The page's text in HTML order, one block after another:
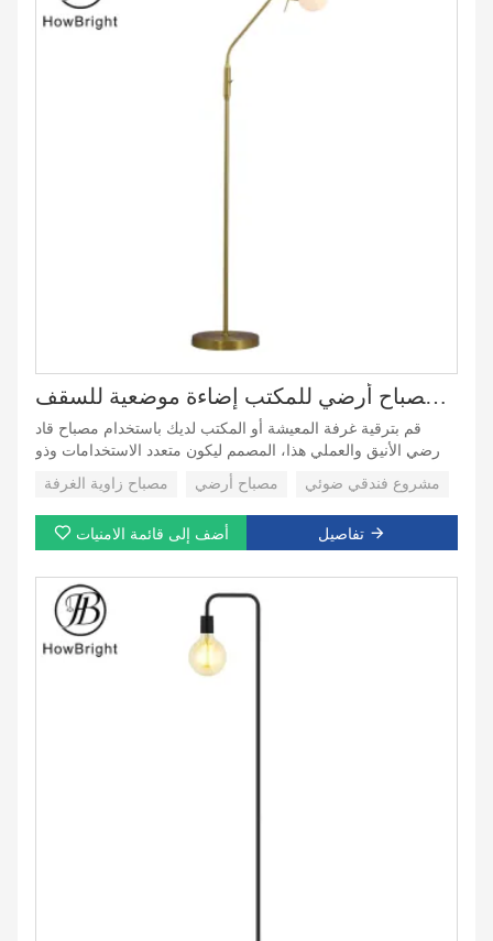
مصباح أرضي قاد من الفولاذ المقاوم للصدأ لغرفة المعيشة مصباح ليلي طويل قابل للتعديل ارتفاع مصباح أرضي للمكتب إضاءة موضعية للسقف
قم بترقية غرفة المعيشة أو المكتب لديك باستخدام مصباح قاد
الأرضي الأنيق والعملي هذا، المصمم ليكون متعدد الاستخدامات وذو
أسلوب عصري. يتميز هذا المصباح بارتفاع قابل للتعديل وتشطيب
من الفولاذ المقاوم للصدأ، ويوفر إضاءة مخصصة لمساحات مختلفة،
من الليالي المريحة إلى إضاءة المكتب المركزة.
مصباح زاوية الغرفة مصباح أرضي مشروع فندقي ضوئي
أضف إلى قائمة الامنيات تفاصيل